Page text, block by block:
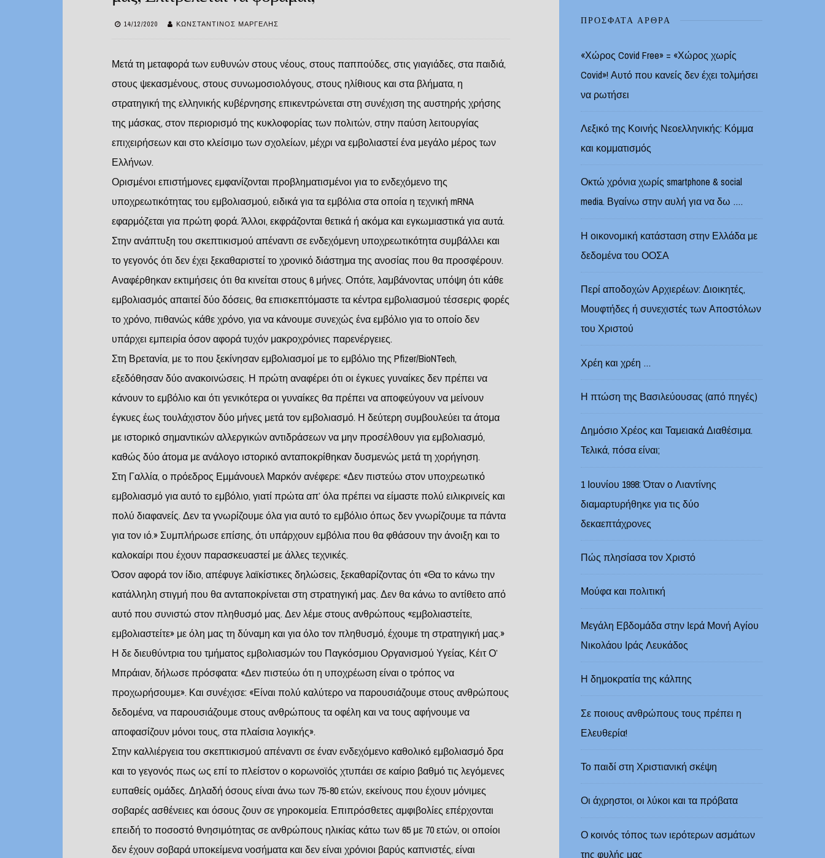
14/12/2020 ΚΩΝΣΤΑΝΤΊΝΟΣ ΜΑΡΓΈΛΗΣ
Μετά τη μεταφορά των ευθυνών στους νέους, στους παππούδες, στις γιαγιάδες, στα παιδιά,
στους ψεκασμένους, στους συνωμοσιολόγους, στους ηλίθιους και στα βλήματα, η
στρατηγική της ελληνικής κυβέρνησης επικεντρώνεται στη συνέχιση της αυστηρής χρήσης
της μάσκας, στον περιορισμό της κυκλοφορίας των πολιτών, στην παύση λειτουργίας
επιχειρήσεων και στο κλείσιμο των σχολείων, μέχρι να εμβολιαστεί ένα μεγάλο μέρος των
Ελλήνων.
Ορισμένοι επιστήμονες εμφανίζονται προβληματισμένοι για το ενδεχόμενο της
υποχρεωτικότητας του εμβολιασμού, ειδικά για τα εμβόλια στα οποία η τεχνική mRNA
εφαρμόζεται για πρώτη φορά. Άλλοι, εκφράζονται θετικά ή ακόμα και εγκωμιαστικά για αυτά.
Στην ανάπτυξη του σκεπτικισμού απέναντι σε ενδεχόμενη υποχρεωτικότητα συμβάλλει και
το γεγονός ότι δεν έχει ξεκαθαριστεί το χρονικό διάστημα της ανοσίας που θα προσφέρουν.
Αναφέρθηκαν εκτιμήσεις ότι θα κινείται στους 6 μήνες. Οπότε, λαμβάνοντας υπόψη ότι κάθε
εμβολιασμός απαιτεί δύο δόσεις, θα επισκεπτόμαστε τα κέντρα εμβολιασμού τέσσερις φορές
το χρόνο, πιθανώς κάθε χρόνο, για να κάνουμε συνεχώς ένα εμβόλιο για το οποίο δεν
υπάρχει εμπειρία όσον αφορά τυχόν μακροχρόνιες παρενέργειες.
Στη Βρετανία, με το που ξεκίνησαν εμβολιασμοί με το εμβόλιο της Pfizer/BioNTech,
εξεδόθησαν δύο ανακοινώσεις. Η πρώτη αναφέρει ότι οι έγκυες γυναίκες δεν πρέπει να
κάνουν το εμβόλιο και ότι γενικότερα οι γυναίκες θα πρέπει να αποφεύγουν να μείνουν
έγκυες έως τουλάχιστον δύο μήνες μετά τον εμβολιασμό. Η δεύτερη συμβουλεύει τα άτομα
με ιστορικό σημαντικών αλλεργικών αντιδράσεων να μην προσέλθουν για εμβολιασμό,
καθώς δύο άτομα με ανάλογο ιστορικό ανταποκρίθηκαν δυσμενώς μετά τη χορήγηση.
Στη Γαλλία, ο πρόεδρος Εμμάνουελ Μαρκόν ανέφερε: «Δεν πιστεύω στον υποχρεωτικό
εμβολιασμό για αυτό το εμβόλιο, γιατί πρώτα απ’ όλα πρέπει να είμαστε πολύ ειλικρινείς και
πολύ διαφανείς. Δεν τα γνωρίζουμε όλα για αυτό το εμβόλιο όπως δεν γνωρίζουμε τα πάντα
για τον ιό.» Συμπλήρωσε επίσης, ότι υπάρχουν εμβόλια που θα φθάσουν την άνοιξη και το
καλοκαίρι που έχουν παρασκευαστεί με άλλες τεχνικές.
Όσον αφορά τον ίδιο, απέφυγε λαϊκίστικες δηλώσεις, ξεκαθαρίζοντας ότι «Θα το κάνω την
κατάλληλη στιγμή που θα ανταποκρίνεται στη στρατηγική μας. Δεν θα κάνω το αντίθετο από
αυτό που συνιστώ στον πληθυσμό μας. Δεν λέμε στους ανθρώπους «εμβολιαστείτε,
εμβολιαστείτε» με όλη μας τη δύναμη και για όλο τον πληθυσμό, έχουμε τη στρατηγική μας.»
Η δε διευθύντρια του τμήματος εμβολιασμών του Παγκόσμιου Οργανισμού Υγείας, Κέιτ Ο’
Μπράιαν, δήλωσε πρόσφατα: «Δεν πιστεύω ότι η υποχρέωση είναι ο τρόπος να
προχωρήσουμε». Και συνέχισε: «Είναι πολύ καλύτερο να παρουσιάζουμε στους ανθρώπους
δεδομένα, να παρουσιάζουμε στους ανθρώπους τα οφέλη και να τους αφήνουμε να
αποφασίζουν μόνοι τους, στα πλαίσια λογικής».
Στην καλλιέργεια του σκεπτικισμού απέναντι σε έναν ενδεχόμενο καθολικό εμβολιασμό δρα
και το γεγονός πως ως επί το πλείστον ο κορωνοϊός χτυπάει σε καίριο βαθμό τις λεγόμενες
ευπαθείς ομάδες. Δηλαδή όσους είναι άνω των 75-80 ετών, εκείνους που έχουν μόνιμες
σοβαρές ασθένειες και όσους ζουν σε γηροκομεία. Επιπρόσθετες αμφιβολίες επέρχονται
επειδή το ποσοστό θνησιμότητας σε ανθρώπους ηλικίας κάτω των 65 με 70 ετών, οι οποίοι
δεν έχουν σοβαρά υποκείμενα νοσήματα και δεν είναι χρόνιοι βαρύς καπνιστές, είναι
ΠΡΌΣΦΑΤΑ ΆΡΘΡΑ
«Χώρος Covid Free» = «Χώρος χωρίς
Covid»! Αυτό που κανείς δεν έχει τολμήσει
να ρωτήσει
Λεξικό της Κοινής Νεοελληνικής: Κόμμα
και κομματισμός
Οκτώ χρόνια χωρίς smartphone & social
media. Βγαίνω στην αυλή για να δω ….
Η οικονομική κατάσταση στην Ελλάδα με
δεδομένα του ΟΟΣΑ
Περί αποδοχών Αρχιερέων: Διοικητές,
Μουφτήδες ή συνεχιστές των Αποστόλων
του Χριστού
Χρέη και χρέη …
Η πτώση της Βασιλεύουσας (από πηγές)
Δημόσιο Χρέος και Ταμειακά Διαθέσιμα.
Τελικά, πόσα είναι;
1 Ιουνίου 1998: Όταν ο Λιαντίνης
διαμαρτυρήθηκε για τις δύο
δεκαεπτάχρονες
Πώς πλησίασα τον Χριστό
Μούφα και πολιτική
Μεγάλη Εβδομάδα στην Ιερά Μονή Αγίου
Νικολάου Ιράς Λευκάδoς
Η δημοκρατία της κάλπης
Σε ποιους ανθρώπους τους πρέπει η
Ελευθερία!
Το παιδί στη Χριστιανική σκέψη
Οι άχρηστοι, οι λύκοι και τα πρόβατα
Ο κοινός τόπος των ιερότερων ασμάτων
της φυλής μας